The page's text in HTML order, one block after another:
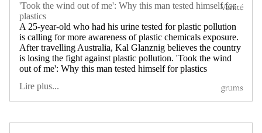
Vanité
grums
'Took the wind out of me': Why this man tested himself for
plastics
A 25-year-old who had his urine tested for plastic pollution
is calling for more awareness of plastic chemicals exposure.
After travelling Australia, Kal Glanznig believes the country
is losing the fight against plastic pollution. 'Took the wind
out of me': Why this man tested himself for plastics
Lire plus...